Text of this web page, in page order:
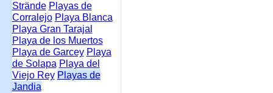
Strände Playas de
Corralejo Playa Blanca
Playa Gran Tarajal
Playa de los Muertos
Playa de Garcey Playa
de Solapa Playa del
Viejo Rey Playas de
Jandia